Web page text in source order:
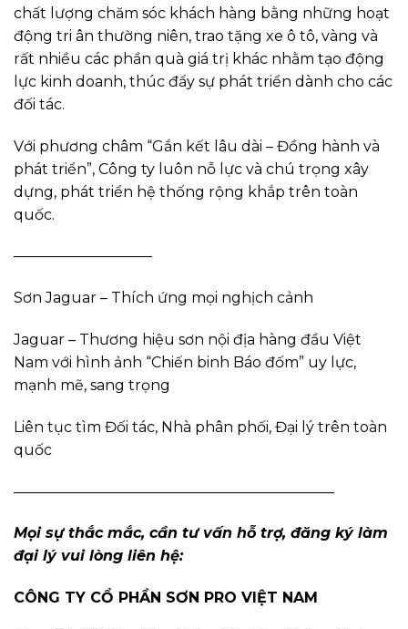
chất lượng chăm sóc khách hàng bằng những hoạt
động tri ân thường niên, trao tặng xe ô tô, vàng và
rất nhiều các phần quà giá trị khác nhằm tạo động
lực kinh doanh, thúc đẩy sự phát triển dành cho các
đối tác.
Với phương châm “Gắn kết lâu dài – Đồng hành và
phát triển”, Công ty luôn nỗ lực và chú trọng xây
dựng, phát triển hệ thống rộng khắp trên toàn
quốc.
—————————–
Sơn Jaguar – Thích ứng mọi nghịch cảnh
Jaguar – Thương hiệu sơn nội địa hàng đầu Việt
Nam với hình ảnh “Chiến binh Báo đốm” uy lực,
mạnh mẽ, sang trọng
Liên tục tìm Đối tác, Nhà phân phối, Đại lý trên toàn
quốc
——————————————————————
Mọi sự thắc mắc, cần tư vấn hỗ trợ, đăng ký làm
đại lý vui lòng liên hệ:
CÔNG TY CỔ PHẦN SƠN PRO VIỆT NAM